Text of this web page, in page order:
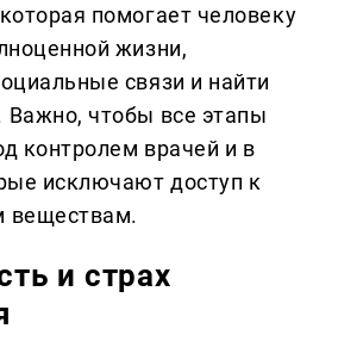
помогает человеку
жизни,
связи и найти
чтобы все этапы
контролем врачей и в
исключают доступ к
веществам.
и страх